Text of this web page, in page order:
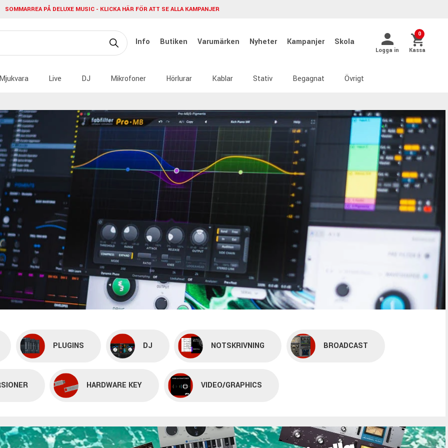
SOMMARREA PÅ DELUXE MUSIC - KLICKA HÄR FÖR ATT SE ALLA KAMPANJER
Info Butiken Varumärken Nyheter Kampanjer Skola
Logga in
0
Kassa
Mjukvara Live DJ Mikrofoner Hörlurar Kablar Stativ Begagnat Övrigt
PLUGINS DJ NOTSKRIVNING BROADCAST
HARDWARE KEY VIDEO/GRAPHICS